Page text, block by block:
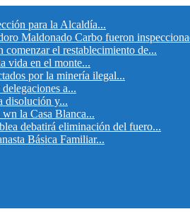
para la Alcaldía...
Maldonado Carbo fueron
comenzar el restablecimiento de...
vida en el monte...
por la minería ilegal...
a...
disolución y...
la Casa Blanca...
debatirá eliminación del fuero...
Básica Familiar...